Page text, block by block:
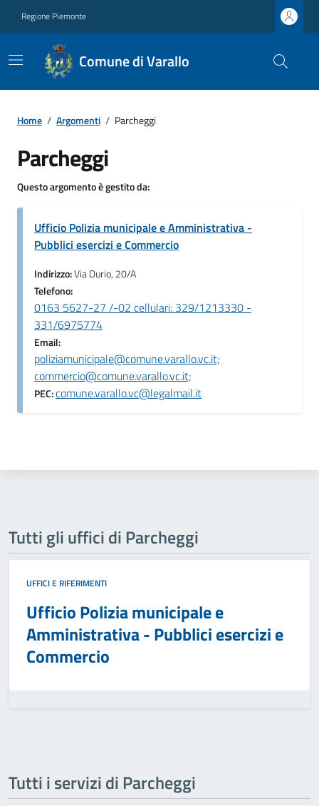
Regione Piemonte
Comune di Varallo
Home / Argomenti / Parcheggi
Parcheggi
Questo argomento è gestito da:
Ufficio Polizia municipale e Amministrativa -
Pubblici esercizi e Commercio
Indirizzo:Via Durio, 20/A
Telefono:
0163 5627-27 /-02 cellulari: 329/1213330 -
331/6975774
Email:
poliziamunicipale@comune.varallo.vc.it;
commercio@comune.varallo.vc.it;
PEC:comune.varallo.vc@legalmail.it
Tutti gli uffici di Parcheggi
UFFICI E RIFERIMENTI
Ufficio Polizia municipale e
Amministrativa - Pubblici esercizi e
Commercio
Tutti i servizi di Parcheggi